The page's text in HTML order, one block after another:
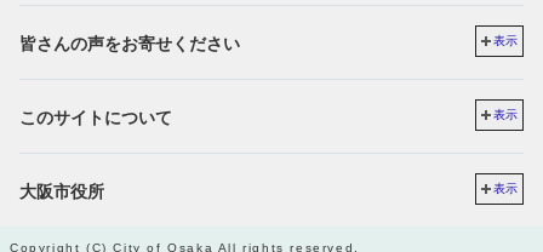
皆さんの声をお寄せください 表示
このサイトについて 表示
大阪市役所 表示
Copyright (C) City of Osaka All rights reserved.